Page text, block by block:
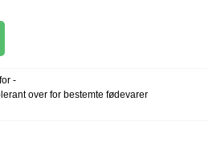
-
over for bestemte fødevarer